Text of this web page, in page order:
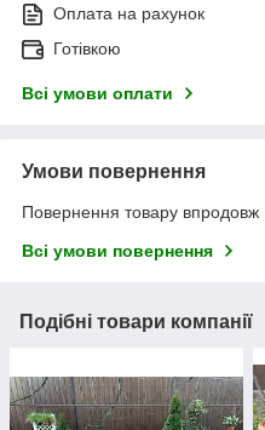
Оплата на рахунок
Готівкою
Всі умови оплати
Умови повернення
Повернення товару впродовж
Всі умови повернення
Подібні товари компанії